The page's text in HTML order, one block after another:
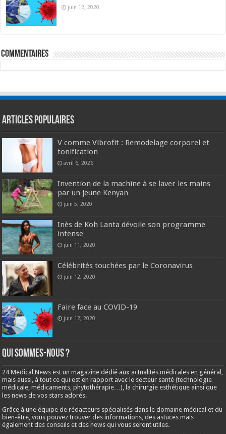
juin 12, 2020
commentaires
Articles populaires
V comme Vibrofit : Remodelage corporel et
tonification
avril 6, 2026
Invention de la machine à se laver les mains
par un jeune Kenyan
juin 5, 2020
Inès de Koh Lanta dévoile son programme
intense
juin 11, 2020
Célébrités touchées par le Coronavirus
juin 12, 2020
Faire face au COVID-19
juin 12, 2020
Qui sommes-nous ?
24 Medical News est un magazine dédié aux actualités médicales en général,
mais aussi, à tout ce qui est en rapport avec le secteur santé (technologie
médicale, médicaments, phytothérapie…), la chirurgie esthétique ainsi que
les news de vos stars adorés.
Grâce à une équipe de rédacteurs spécialisés dans le domaine médical et du
bien-être, vous pouvez trouver des informations, des astuces mais
également des conseils et des news qui vous seront utiles.